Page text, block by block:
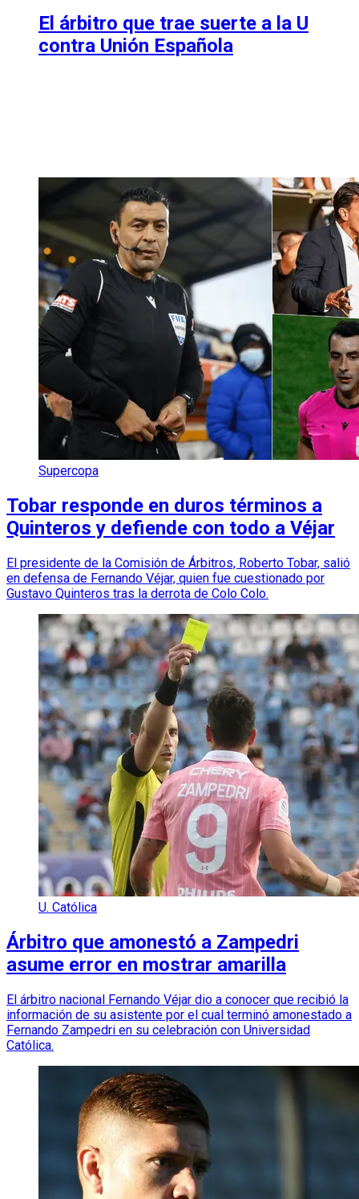
El árbitro que trae suerte a la U
contra Unión Española
Supercopa
Tobar responde en duros términos a
Quinteros y defiende con todo a Véjar
El presidente de la Comisión de Árbitros, Roberto Tobar, salió
en defensa de Fernando Véjar, quien fue cuestionado por
Gustavo Quinteros tras la derrota de Colo Colo.
U. Católica
Árbitro que amonestó a Zampedri
asume error en mostrar amarilla
El árbitro nacional Fernando Véjar dio a conocer que recibió la
información de su asistente por el cual terminó amonestado a
Fernando Zampedri en su celebración con Universidad
Católica.